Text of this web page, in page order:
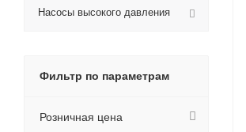
Насосы высокого давления
Фильтр по параметрам
Розничная цена